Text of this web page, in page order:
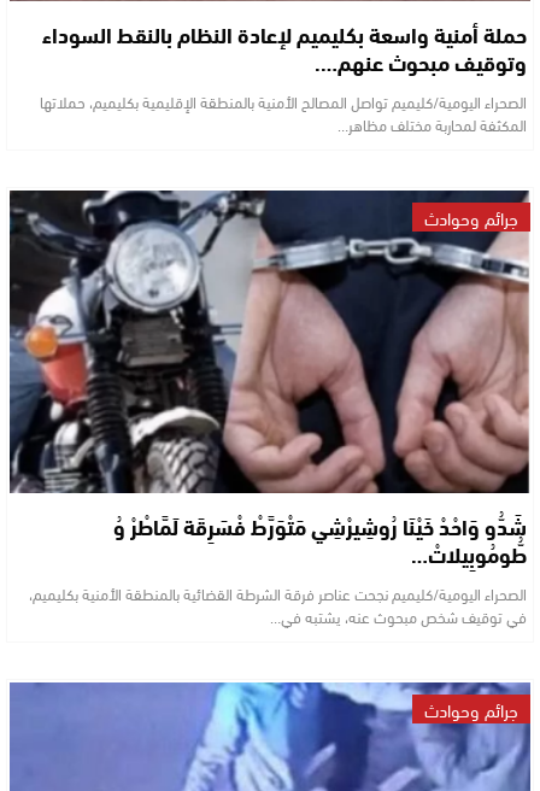
حملة أمنية واسعة بكليميم لإعادة النظام بالنقط السوداء
وتوقيف مبحوث عنهم….
الصحراء اليومية/كليميم تواصل المصالح الأمنية بالمنطقة الإقليمية بكليميم، حملاتها
المكثفة لمحاربة مختلف مظاهر…
جرائم وحوادث
شَدُّو وَاحْدْ خَيْنَا رُوشِيرْشِي مَتْوَرَّطْ فْسَرِقَة لَمَّاطْرْ وُ
طُّومُوبِيلاتْ…
الصحراء اليومية/كليميم نجحت عناصر فرقة الشرطة القضائية بالمنطقة الأمنية بكليميم،
في توقيف شخص مبحوث عنه، يشتبه في…
جرائم وحوادث